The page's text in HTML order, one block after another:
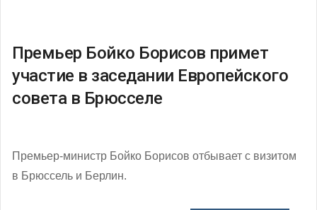
Премьер Бойко Борисов примет
участие в заседании Европейского
совета в Брюсселе
Премьер-министр Бойко Борисов отбывает с визитом
в Брюссель и Берлин.